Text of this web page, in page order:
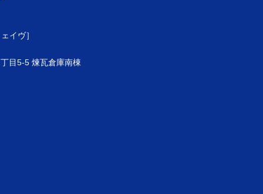
イヴ］
目5-5 煉瓦倉庫南棟